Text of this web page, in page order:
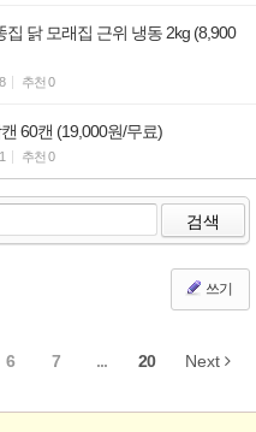
닭 모래집 근위 냉동 2kg (8,900
추천 0
60캔 (19,000원/무료)
추천 0
검색
쓰기
6 7 ... 20 Next